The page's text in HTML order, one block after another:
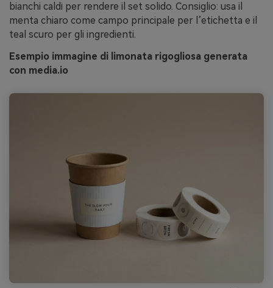
bianchi caldi per rendere il set solido. Consiglio: usa il
menta chiaro come campo principale per l’etichetta e il
teal scuro per gli ingredienti.
Esempio immagine di limonata rigogliosa generata
con media.io